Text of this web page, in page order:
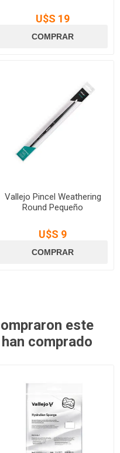
U$S 19
Vallejo Pincel Weathering
Round Pequeño
U$S 9
este
comprado